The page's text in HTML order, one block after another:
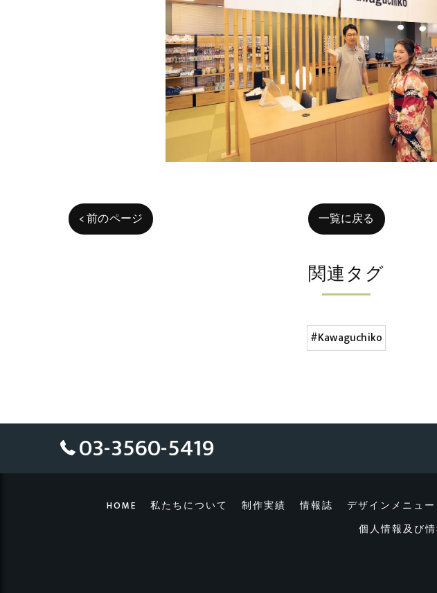
< 前のページ 一覧に戻る
関連タグ
#Kawaguchiko
03-3560-5419
HOME 私たちについて 制作実績 情報誌 デザインメニュ
個人情報及び